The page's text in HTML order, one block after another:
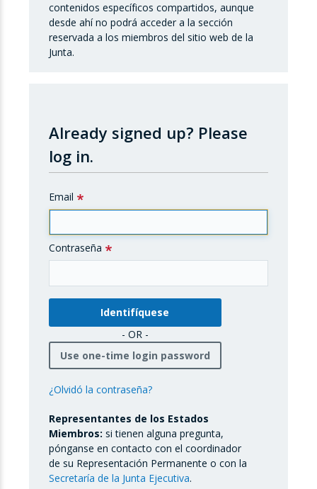
contenidos específicos compartidos, aunque
desde ahí no podrá acceder a la sección
reservada a los miembros del sitio web de la
Junta.
Already signed up? Please
log in.
Email
Contraseña
- OR -
Use one-time login password
¿Olvidó la contraseña?
Representantes de los Estados
Miembros: si tienen alguna pregunta,
pónganse en contacto con el coordinador
de su Representación Permanente o con la
Secretaría de la Junta Ejecutiva.